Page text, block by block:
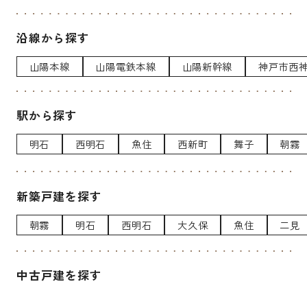
沿線から探す
山陽本線 山陽電鉄本線 山陽新幹線 神戸市西
駅から探す
明石 西明石 魚住 西新町 舞子 朝霧
新築戸建を探す
朝霧 明石 西明石 大久保 魚住 二見
中古戸建を探す